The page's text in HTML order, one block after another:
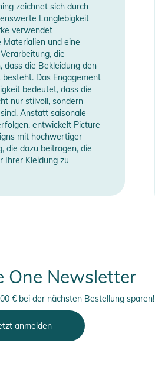
zeichnet sich durch
Langlebigkeit
verwendet
und eine
die
dass die Bekleidung den
besteht. Das Engagement
bedeutet, dass die
nur stilvoll, sondern
Anstatt saisonale
entwickelt Picture
mit hochwertiger
die dazu beitragen, die
Ihrer Kleidung zu
One Newsletter
€ bei der nächsten Bestellung sparen!
anmelden